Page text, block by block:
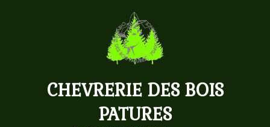
CHEVRERIE DES BOIS
PATURES